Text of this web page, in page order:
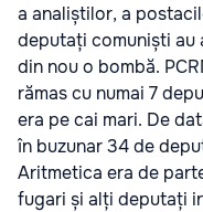
a analiștilor, a
deputați comuniști au
din nou o bombă.
rămas cu numai 7
era pe cai mari. De
în buzunar 34 de
Aritmetica era de
fugari și alți deputați